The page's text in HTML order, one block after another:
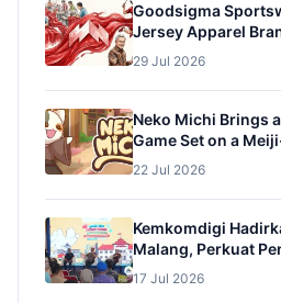
Goodsigma
Jersey Apparel
to Receive Halal
29 Jul 2026
Neko Michi Brings
Game Set on a
22 Jul 2026
Kemkomdigi
Malang, Perkuat
Pencegahan Adiksi
17 Jul 2026